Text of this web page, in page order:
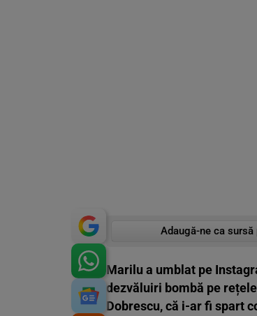
Adaugă-ne ca sursă
Marilu a umblat pe
dezvăluiri bombă pe
Dobrescu, că i-ar fi spart